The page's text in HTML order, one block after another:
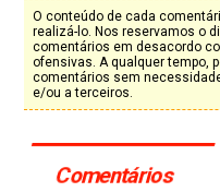
O conteúdo de cada
realizá-lo. Nos reservamos o
comentários em desacordo
ofensivas. A qualquer tempo,
comentários sem
e/ou a terceiros.
Comentários